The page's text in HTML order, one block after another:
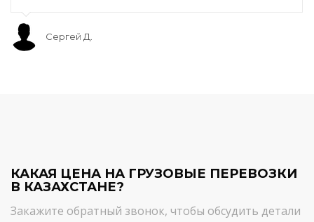
Сергей Д.
КАКАЯ ЦЕНА НА ГРУЗОВЫЕ ПЕРЕВОЗКИ
В КАЗАХСТАНЕ?
Закажите обратный звонок, чтобы обсудить детали